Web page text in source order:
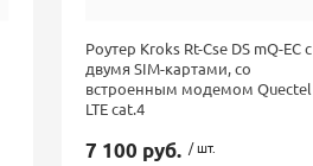
Роутер Kroks Rt-Cse DS mQ-EC с
двумя SIM-картами, со
встроенным модемом Quectel
LTE cat.4
7 100 руб. / шт.